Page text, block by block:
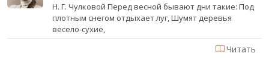
Н. Г. Чулковой Перед весной бывают дни такие: Под
плотным снегом отдыхает луг, Шумят деревья
весело-сухие,
Читать